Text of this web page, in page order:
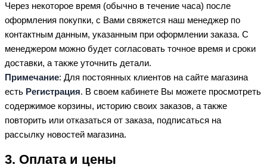
Через некоторое время (обычно в течение часа) после
оформления покупки, с Вами свяжется наш менеджер по
контактным данным, указанным при оформлении заказа. С
менеджером можно будет согласовать точное время и сроки
доставки, а также уточнить детали.
Примечание: Для постоянных клиентов на сайте магазина
есть Регистрация. В своем кабинете Вы можете просмотреть
содержимое корзины, историю своих заказов, а также
повторить или отказаться от заказа, подписаться на
рассылку новостей магазина.
3. Оплата и цены